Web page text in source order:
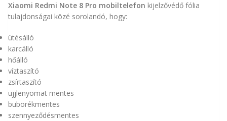
Xiaomi Redmi Note 8 Pro mobiltelefon kijelzővédő fólia
tulajdonságai közé sorolandó, hogy:
ütésálló
karcálló
hőálló
víztaszító
zsírtaszító
ujjlenyomat mentes
buborékmentes
szennyeződésmentes